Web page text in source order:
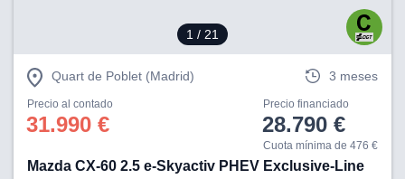
1 / 21
Quart de Poblet (Madrid) 3 meses
Precio al contado
31.990 €
Precio financiado
28.790 €
Cuota mínima de 476 €
Mazda CX-60 2.5 e-Skyactiv PHEV Exclusive-Line